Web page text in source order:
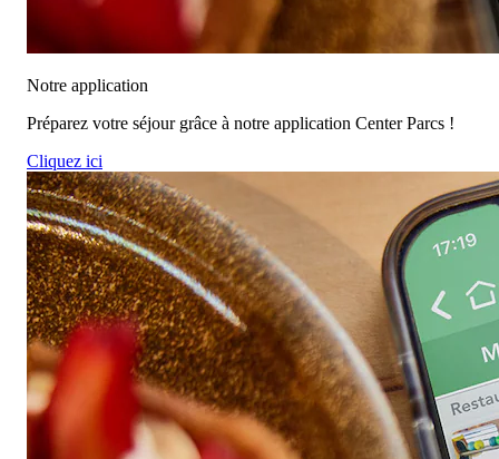
Notre application
Préparez votre séjour grâce à notre application Center Parcs !
Cliquez ici